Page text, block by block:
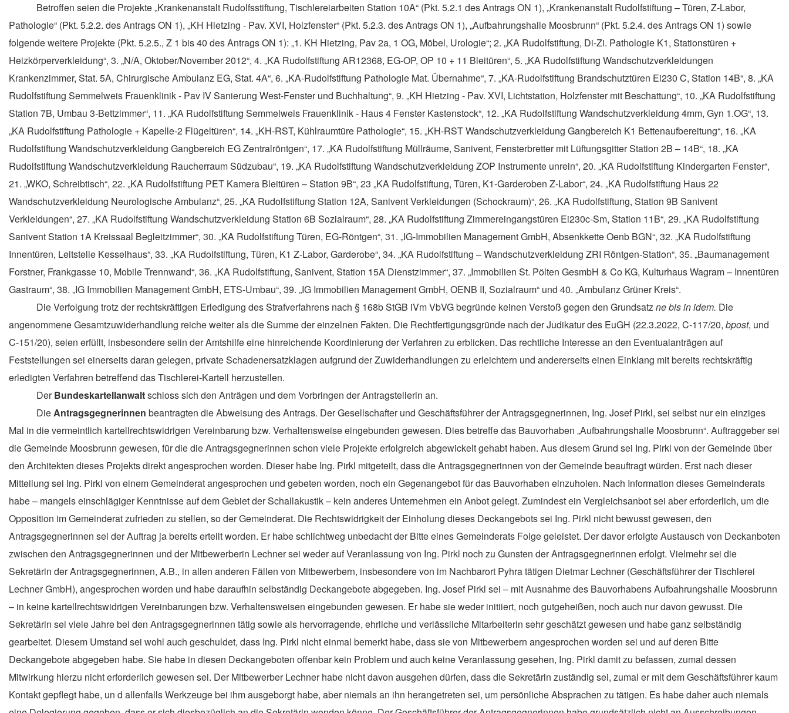
Betroffen seien die Projekte „Krankenanstalt Rudolfsstiftung, Tischlereiarbeiten Station 10A“ (Pkt. 5.2.1 des Antrags ON 1), „Krankenanstalt Rudolfstiftung – Türen, Z-Labor,
Pathologie“ (Pkt. 5.2.2. des Antrags ON 1), „KH Hietzing - Pav. XVI, Holzfenster“ (Pkt. 5.2.3. des Antrags ON 1), „Aufbahrungshalle Moosbrunn“ (Pkt. 5.2.4. des Antrags ON 1) sowie
folgende weitere Projekte (Pkt. 5.2.5., Z 1 bis 40 des Antrags ON 1): „1. KH Hietzing, Pav 2a, 1 OG, Möbel, Urologie“; 2. „KA Rudolfstiftung, Di-Zi. Pathologie K1, Stationstüren +
Heizkörperverkleidung“, 3. „N/A, Oktober/November 2012“, 4. „KA Rudolfstiftung AR12368, EG-OP, OP 10 + 11 Bleitüren“, 5. „KA Rudolfstiftung Wandschutzverkleidungen
Krankenzimmer, Stat. 5A, Chirurgische Ambulanz EG, Stat. 4A“, 6. „KA-Rudolfstiftung Pathologie Mat. Übernahme“, 7. „KA-Rudolfstiftung Brandschutztüren Ei230 C, Station 14B“, 8. „KA
Rudolfstiftung Semmelweis Frauenklinik - Pav IV Sanierung West-Fenster und Buchhaltung“, 9. „KH Hietzing - Pav. XVI, Lichtstation, Holzfenster mit Beschattung“, 10. „KA Rudolfstiftung
Station 7B, Umbau 3-Bettzimmer“, 11. „KA Rudolfstiftung Semmelweis Frauenklinik - Haus 4 Fenster Kastenstock“, 12. „KA Rudolfstiftung Wandschutzverkleidung 4mm, Gyn 1.OG“, 13.
„KA Rudolfstiftung Pathologie + Kapelle-2 Flügeltüren“, 14. „KH-RST, Kühlraumtüre Pathologie“, 15. „KH-RST Wandschutzverkleidung Gangbereich K1 Bettenaufbereitung“, 16. „KA
Rudolfstiftung Wandschutzverkleidung Gangbereich EG Zentralröntgen“, 17. „KA Rudolfstiftung Müllräume, Sanivent, Fensterbretter mit Lüftungsgitter Station 2B – 14B“, 18. „KA
Rudolfstiftung Wandschutzverkleidung Raucherraum Südzubau“, 19. „KA Rudolfstiftung Wandschutzverkleidung ZOP Instrumente unrein“, 20. „KA Rudolfstiftung Kindergarten Fenster“,
21. „WKO, Schreibtisch“, 22. „KA Rudolfstiftung PET Kamera Bleitüren – Station 9B“, 23 „KA Rudolfstiftung, Türen, K1-Garderoben Z-Labor“, 24. „KA Rudolfstiftung Haus 22
Wandschutzverkleidung Neurologische Ambulanz“, 25. „KA Rudolfstiftung Station 12A, Sanivent Verkleidungen (Schockraum)“, 26. „KA Rudolfstiftung, Station 9B Sanivent
Verkleidungen“, 27. „KA Rudolfstiftung Wandschutzverkleidung Station 6B Sozialraum“, 28. „KA Rudolfstiftung Zimmereingangstüren Ei230c-Sm, Station 11B“, 29. „KA Rudolfstiftung
Sanivent Station 1A Kreissaal Begleitzimmer“, 30. „KA Rudolfstiftung Türen, EG-Röntgen“, 31. „IG-Immobilien Management GmbH, Absenkkette Oenb BGN“, 32. „KA Rudolfstiftung
Innentüren, Leitstelle Kesselhaus“, 33. „KA Rudolfstiftung, Türen, K1 Z-Labor, Garderobe“, 34. „KA Rudolfstiftung – Wandschutzverkleidung ZRI Röntgen-Station“, 35. „Baumanagement
Forstner, Frankgasse 10, Mobile Trennwand“, 36. „KA Rudolfstiftung, Sanivent, Station 15A Dienstzimmer“, 37. „Immobilien St. Pölten GesmbH & Co KG, Kulturhaus Wagram – Innentüren
Gastraum“, 38. „IG Immobilien Management GmbH, ETS-Umbau“, 39. „IG Immobilien Management GmbH, OENB II, Sozialraum“ und 40. „Ambulanz Grüner Kreis“.
Die Verfolgung trotz der rechtskräftigen Erledigung des Strafverfahrens nach § 168b StGB iVm VbVG begründe keinen Verstoß gegen den Grundsatzne bis in idem. Die
angenommene Gesamtzuwiderhandlung reiche weiter als die Summe der einzelnen Fakten. Die Rechtfertigungsgründe nach der Judikatur des EuGH (22.3.2022, C-117/20, bpost, und
C-151/20), seien erfüllt, insbesondere seiin der Amtshilfe eine hinreichende Koordinierung der Verfahren zu erblicken. Das rechtliche Interesse an den Eventualanträgen auf
Feststellungen sei einerseitsdaran gelegen, private Schadenersatzklagen aufgrund der Zuwiderhandlungen zu erleichtern und andererseits einen Einklang mit bereits rechtskräftig
erledigten Verfahren betreffend das Tischlerei-Kartell herzustellen.
DerBundeskartellanwaltschloss sich den Anträgen und dem Vorbringen der Antragstellerin an.
DieAntragsgegnerinnen beantragten die Abweisung des Antrags. DerGesellschafterundGeschäftsführerder Antragsgegnerinnen, Ing. Josef Pirkl, sei selbst nur ein einziges
Mal in die vermeintlich kartellrechtswidrigen Vereinbarung bzw. Verhaltensweise eingebunden gewesen. Dies betreffe das Bauvorhaben „Aufbahrungshalle Moosbrunn“. Auftraggeber sei
die Gemeinde Moosbrunn gewesen, für die die Antragsgegnerinnen schon viele Projekte erfolgreich abgewickelt gehabt haben. Aus diesem Grund sei Ing. Pirkl von der Gemeinde über
den Architekten dieses Projekts direkt angesprochen worden. Dieser habe Ing. Pirkl mitgeteilt, dass die Antragsgegnerinnen von der Gemeinde beauftragt würden. Erst nach dieser
Mitteilung sei Ing. Pirkl von einem Gemeinderat angesprochen und gebeten worden, noch ein Gegenangebot für das Bauvorhaben einzuholen. Nach Information dieses Gemeinderats
habe – mangels einschlägiger Kenntnisse auf dem Gebiet der Schallakustik – kein anderes Unternehmen ein Anbot gelegt. Zumindest ein Vergleichsanbot sei aber erforderlich, um die
Opposition im Gemeinderat zufrieden zu stellen, so der Gemeinderat. Die Rechtswidrigkeit der Einholung dieses Deckangebots sei Ing. Pirkl nicht bewusst gewesen, den
Antragsgegnerinnen sei der Auftrag ja bereits erteilt worden. Er habe schlichtweg unbedacht der Bitte eines Gemeinderats Folge geleistet. Der davor erfolgte Austausch von Deckanboten
zwischen den Antragsgegnerinnen und der Mitbewerberin Lechner sei weder auf Veranlassung von Ing. Pirkl noch zu Gunsten der Antragsgegnerinnen erfolgt. Vielmehr sei die
Sekretärin der Antragsgegnerinnen, A.B., in allen anderen Fällen von Mitbewerbern, insbesondere von im Nachbarort Pyhra tätigen Dietmar Lechner(Geschäftsführer der Tischlerei
Lechner GmbH), angesprochen worden und habe daraufhin selbständig Deckangebote abgegeben. Ing. Josef Pirkl sei – mit Ausnahme des Bauvorhabens Aufbahrungshalle Moosbrunn
– in keine kartellrechtswidrigen Vereinbarungen bzw. Verhaltensweisen eingebunden gewesen. Er habe sie weder initiiert, noch gutgeheißen, noch auch nur davon gewusst. Die
Sekretärin sei viele Jahre bei den Antragsgegnerinnen tätig sowie als hervorragende, ehrliche und verlässliche Mitarbeiterin sehr geschätzt gewesen und habe ganz selbständig
gearbeitet. Diesem Umstand sei wohl auch geschuldet, dass Ing. Pirkl nicht einmal bemerkt habe, dass sie von Mitbewerbern angesprochen worden sei und auf deren Bitte
Deckangebote abgegeben habe. Sie habe in diesen Deckangeboten offenbar kein Problem und auch keine Veranlassung gesehen, Ing. Pirkl damit zu befassen, zumal dessen
Mitwirkung hierzu nicht erforderlich gewesen sei. Der Mitbewerber Lechner habe nicht davon ausgehen dürfen, dass die Sekretärin zuständig sei, zumal er mit dem Geschäftsführer kaum
Kontakt gepflegt habe, un d allenfalls Werkzeuge bei ihm ausgeborgt habe, aber niemals an ihn herangetreten sei, um persönliche Absprachen zu tätigen. Es habe daher auch niemals